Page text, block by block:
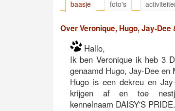
baasje foto's
Over Veronique, Hugo, Jay-Dee
Hallo,
Ik ben Veronique ik heb 3
genaamd Hugo, Jay-Dee en
Hugo is een dekreu en
krijgen af en toe
kennelnaam DAISY'S PRIDE.